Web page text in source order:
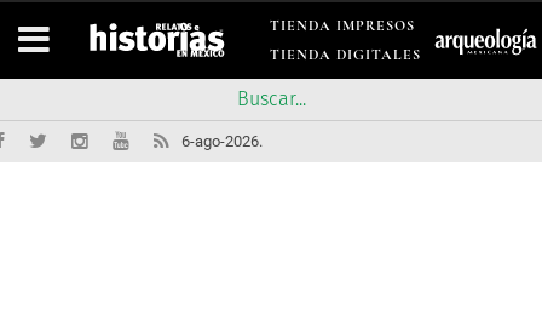
TIENDA IMPRESOS
TIENDA DIGITALES
6-ago-2026.